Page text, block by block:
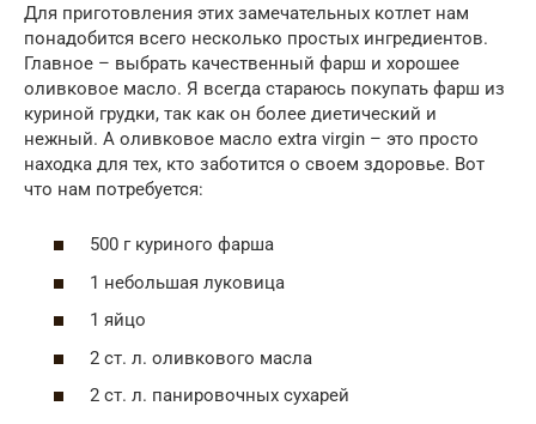
Для приготовления этих замечательных котлет нам
понадобится всего несколько простых ингредиентов.
Главное – выбрать качественный фарш и хорошее
оливковое масло. Я всегда стараюсь покупать фарш из
куриной грудки, так как он более диетический и
нежный. А оливковое масло extra virgin – это просто
находка для тех, кто заботится о своем здоровье. Вот
что нам потребуется:
500 г куриного фарша
1 небольшая луковица
1 яйцо
2 ст. л. оливкового масла
2 ст. л. панировочных сухарей